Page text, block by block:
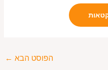
הפוסט הבא ←